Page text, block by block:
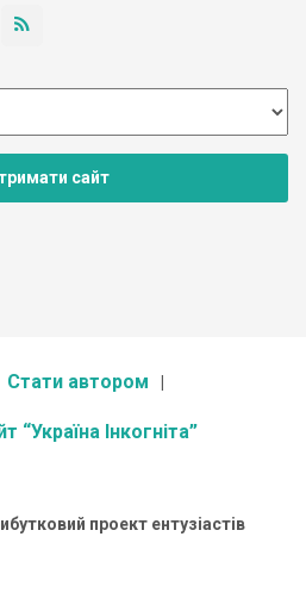
сайт
Стати автором
“Україна Інкогніта”
проект ентузіастів